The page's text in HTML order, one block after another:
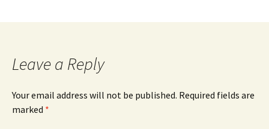
Leave a Reply
Your email address will not be published. Required fields are
marked *